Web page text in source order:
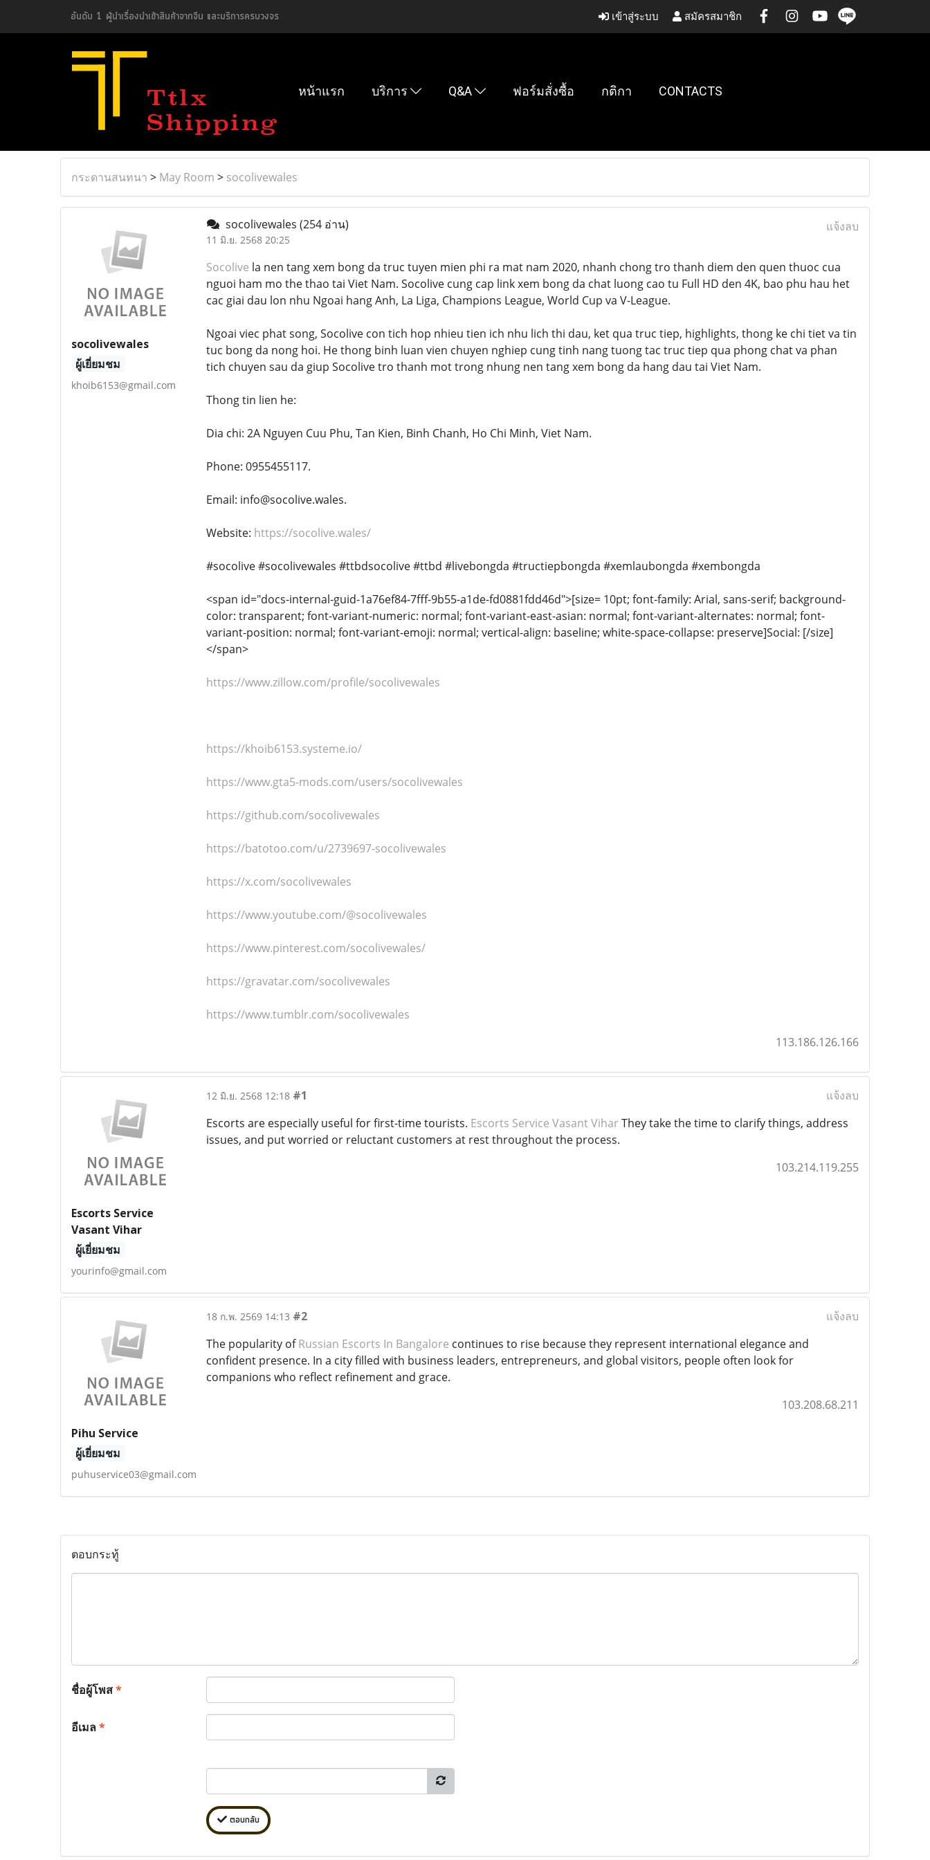
อันดับ 1 ผู้นำเรื่องนำเข้าสินค้าจากจีน และบริการครบวงจร เข้าสู่ระบบ สมัครสมาชิก
หน้าแรก บริการ Q&A ฟอร์มสั่งซื้อ กติกา CONTACTS
กระดานสนทนา > May Room > socolivewales
socolivewales
ผู้เยี่ยมชม
khoib6153@gmail.com
socolivewales (254 อ่าน)
11 มิ.ย. 2568 20:25
แจ้งลบ
Socolive la nen tang xem bong da truc tuyen mien phi ra mat nam 2020, nhanh chong tro thanh diem den quen thuoc cua
nguoi ham mo the thao tai Viet Nam. Socolive cung cap link xem bong da chat luong cao tu Full HD den 4K, bao phu hau het
cac giai dau lon nhu Ngoai hang Anh, La Liga, Champions League, World Cup va V-League.
Ngoai viec phat song, Socolive con tich hop nhieu tien ich nhu lich thi dau, ket qua truc tiep, highlights, thong ke chi tiet va tin
tuc bong da nong hoi. He thong binh luan vien chuyen nghiep cung tinh nang tuong tac truc tiep qua phong chat va phan
tich chuyen sau da giup Socolive tro thanh mot trong nhung nen tang xem bong da hang dau tai Viet Nam.
Thong tin lien he:
Dia chi: 2A Nguyen Cuu Phu, Tan Kien, Binh Chanh, Ho Chi Minh, Viet Nam.
Phone: 0955455117.
Email: info@socolive.wales.
Website: https://socolive.wales/
#socolive #socolivewales #ttbdsocolive #ttbd #livebongda #tructiepbongda #xemlaubongda #xembongda
<span id="docs-internal-guid-1a76ef84-7fff-9b55-a1de-fd0881fdd46d">[size= 10pt; font-family: Arial, sans-serif; background-
color: transparent; font-variant-numeric: normal; font-variant-east-asian: normal; font-variant-alternates: normal; font-
variant-position: normal; font-variant-emoji: normal; vertical-align: baseline; white-space-collapse: preserve]Social: [/size]
</span>
https://www.zillow.com/profile/socolivewales
https://khoib6153.systeme.io/
https://www.gta5-mods.com/users/socolivewales
https://github.com/socolivewales
https://batotoo.com/u/2739697-socolivewales
https://x.com/socolivewales
https://www.youtube.com/@socolivewales
https://www.pinterest.com/socolivewales/
https://gravatar.com/socolivewales
https://www.tumblr.com/socolivewales
113.186.126.166
Escorts Service
Vasant Vihar
ผู้เยี่ยมชม
yourinfo@gmail.com
12 มิ.ย. 2568 12:18 #1
แจ้งลบ
Escorts are especially useful for first-time tourists. Escorts Service Vasant Vihar They take the time to clarify things, address
issues, and put worried or reluctant customers at rest throughout the process.
103.214.119.255
Pihu Service
ผู้เยี่ยมชม
puhuservice03@gmail.com
18 ก.พ. 2569 14:13 #2
แจ้งลบ
The popularity ofRussian Escorts In Bangalore continues to rise because they represent international elegance and
confident presence. In a city filled with business leaders, entrepreneurs, and global visitors, people often look for
companions who reflect refinement and grace.
103.208.68.211
ตอบกระทู้
ชื่อผู้โพส*
อีเมล*
ตอบกลับ